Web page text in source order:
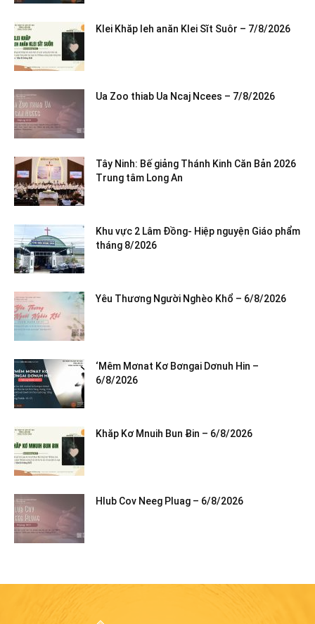
Klei Khăp leh anăn Klei Sĭt Suôr – 7/8/2026
Ua Zoo thiab Ua Ncaj Ncees – 7/8/2026
Tây Ninh: Bế giảng Thánh Kinh Căn Bản 2026
Trung tâm Long An
Khu vực 2 Lâm Đồng- Hiệp nguyện Giáo phẩm
tháng 8/2026
Yêu Thương Người Nghèo Khổ – 6/8/2026
‘Mêm Mơnat Kơ Bơngai Dơnuh Hin –
6/8/2026
Khăp Kơ Mnuih Bun Ƀin – 6/8/2026
Hlub Cov Neeg Pluag – 6/8/2026